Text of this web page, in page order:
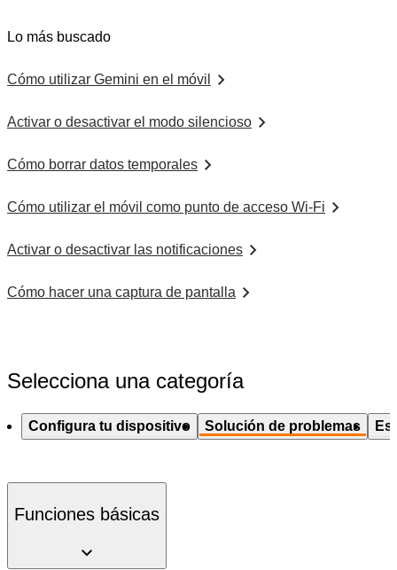
Lo más buscado
Cómo utilizar Gemini en el móvil
Activar o desactivar el modo silencioso
Cómo borrar datos temporales
Cómo utilizar el móvil como punto de acceso Wi-Fi
Activar o desactivar las notificaciones
Cómo hacer una captura de pantalla
Selecciona una categoría
Configura tu dispositivo Solución de problemas
Funciones básicas